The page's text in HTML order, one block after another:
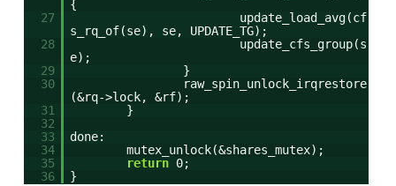
{
27
update_load_avg(cf
s_rq_of(se), se, UPDATE_TG);
28
update_cfs_group(s
e);
29
}
30
raw_spin_unlock_irqrestore
(&rq->lock, &rf);
31
}
32
33
done:
34
mutex_unlock(&shares_mutex);
35
return 0;
36
}